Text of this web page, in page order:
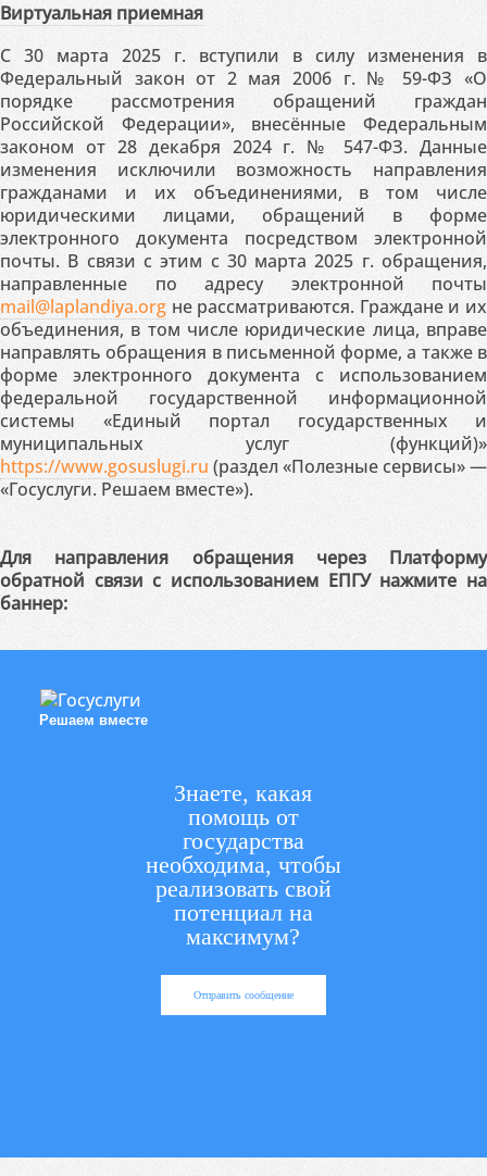
Виртуальная приемная
С 30 марта 2025 г. вступили в силу изменения в
Федеральный закон от 2 мая 2006 г. № 59-ФЗ «О
порядке рассмотрения обращений граждан
Российской Федерации», внесённые Федеральным
законом от 28 декабря 2024 г. № 547-ФЗ. Данные
изменения исключили возможность направления
гражданами и их объединениями, в том числе
юридическими лицами, обращений в форме
электронного документа посредством электронной
почты. В связи с этим с 30 марта 2025 г. обращения,
направленные по адресу электронной почты
mail@laplandiya.org не рассматриваются. Граждане и их
объединения, в том числе юридические лица, вправе
направлять обращения в письменной форме, а также в
форме электронного документа с использованием
федеральной государственной информационной
системы «Единый портал государственных и
муниципальных услуг (функций)»
https://www.gosuslugi.ru (раздел «Полезные сервисы» —
«Госуслуги. Решаем вместе»).
Для направления обращения через Платформу
обратной связи с использованием ЕПГУ нажмите на
баннер:
Решаем вместе
Знаете, какая
помощь от
государства
необходима, чтобы
реализовать свой
потенциал на
максимум?
Отправить сообщение